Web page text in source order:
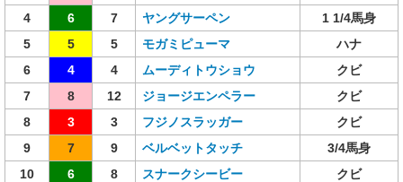
4
6 7 ヤングサーペン
1 1/4馬身
5
5 5 モガミピューマ
ハナ
6
4 4 ムーディトウショウ
クビ
7
8 12 ジョージエンペラー
クビ
8
3 3 フジノスラッガー
クビ
9
7 9 ベルベットタッチ
3/4馬身
10
6 8 スナークシービー
クビ